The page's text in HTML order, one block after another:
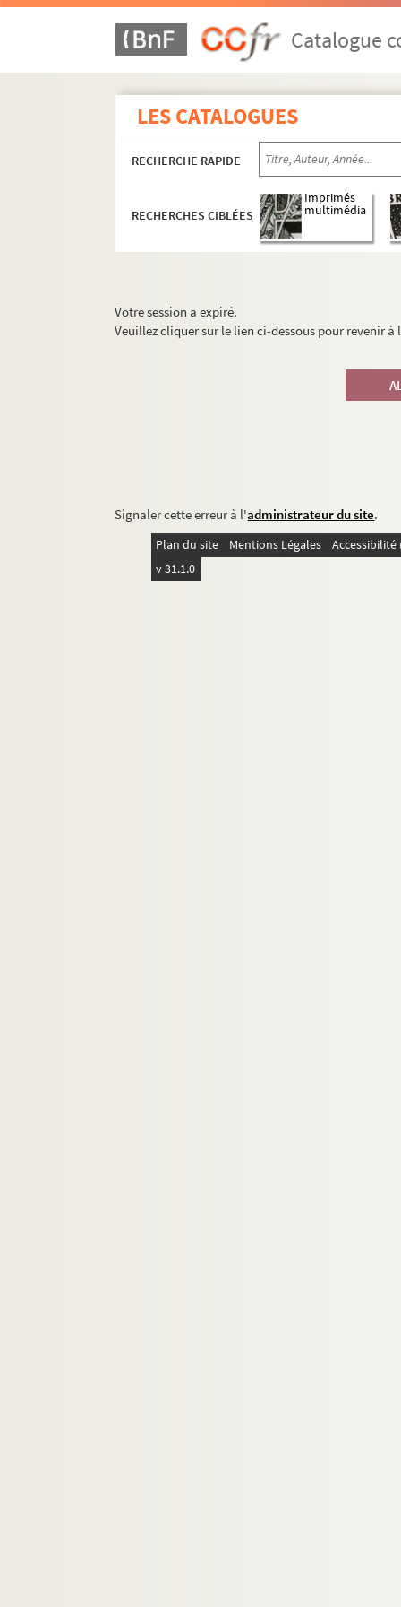
Catalogue
LES CATALOGUES
RECHERCHE RAPIDE
RECHERCHES CIBLÉES
Imprimés
multimédia
Votre session a expiré.
Veuillez cliquer sur le lien ci-dessous pour revenir
Signaler cette erreur à l'administrateur du site.
Plan du site Mentions Légales
v 31.1.0